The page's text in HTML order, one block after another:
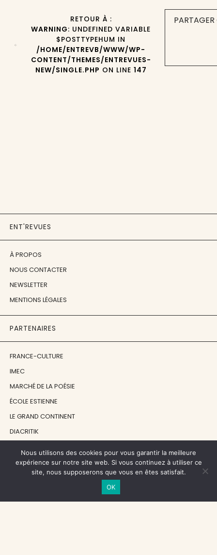
RETOUR À :
WARNING: UNDEFINED VARIABLE
$POSTTYPEHUM IN
/HOME/ENTREVB/WWW/WP-
CONTENT/THEMES/ENTREVUES-
NEW/SINGLE.PHP ON LINE 147
ENT'REVUES
À PROPOS
NOUS CONTACTER
NEWSLETTER
MENTIONS LÉGALES
PARTENAIRES
FRANCE-CULTURE
IMEC
MARCHÉ DE LA POÉSIE
ÉCOLE ESTIENNE
LE GRAND CONTINENT
DIACRITIK
NOS SOUTIENS
CENTRE NATIONAL DU LIVRE
Nous utilisons des cookies pour vous garantir la meilleure
expérience sur notre site web. Si vous continuez à utiliser ce
site, nous supposerons que vous en êtes satisfait.
OK